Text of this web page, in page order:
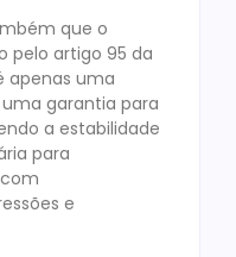
que o
pelo artigo 95 da
apenas uma
garantia para
a estabilidade
para
e